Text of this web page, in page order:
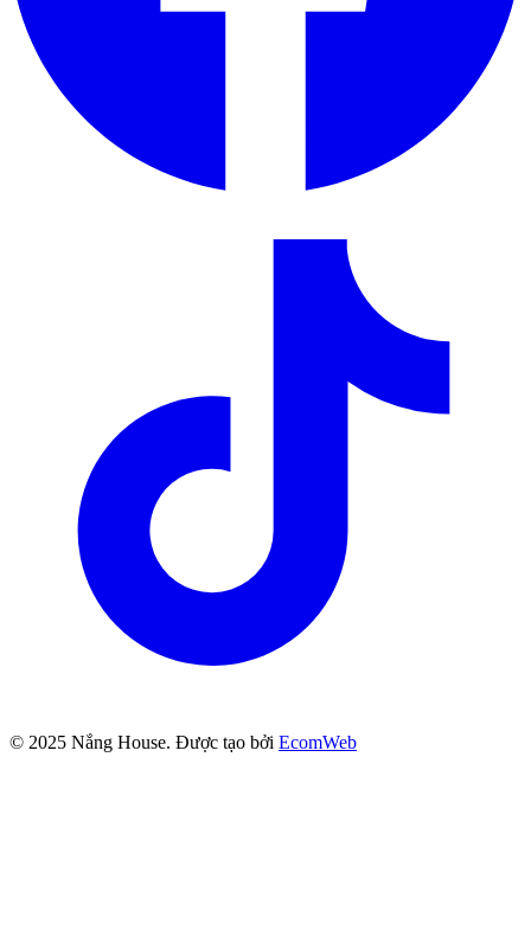
© 2025 Nắng House. Được tạo bởi EcomWeb